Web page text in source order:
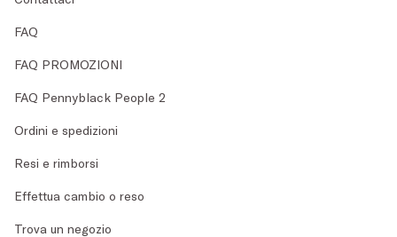
FAQ
FAQ PROMOZIONI
FAQ Pennyblack People 2
Ordini e spedizioni
Resi e rimborsi
Effettua cambio o reso
Trova un negozio